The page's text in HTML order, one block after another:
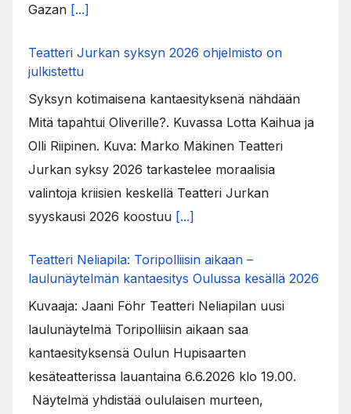
Gazan [...]
Teatteri Jurkan syksyn 2026 ohjelmisto on
julkistettu
Syksyn kotimaisena kantaesityksenä nähdään
Mitä tapahtui Oliverille?. Kuvassa Lotta Kaihua ja
Olli Riipinen. Kuva: Marko Mäkinen Teatteri
Jurkan syksy 2026 tarkastelee moraalisia
valintoja kriisien keskellä Teatteri Jurkan
syyskausi 2026 koostuu [...]
Teatteri Neliapila: Toripolliisin aikaan –
laulunäytelmän kantaesitys Oulussa kesällä 2026
Kuvaaja: Jaani Föhr Teatteri Neliapilan uusi
laulunäytelmä Toripolliisin aikaan saa
kantaesityksensä Oulun Hupisaarten
kesäteatterissa lauantaina 6.6.2026 klo 19.00.
Näytelmä yhdistää oululaisen murteen,